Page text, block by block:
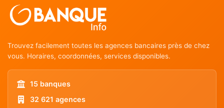
Trouvez facilement toutes les agences bancaires près de chez
vous. Horaires, coordonnées, services disponibles.
15 banques
32 621 agences